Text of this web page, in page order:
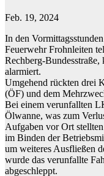
Feb. 19, 2024
In den
Feuerwehr Frohnleiten
Rechberg-
alarmiert.
Umgehend rückten drei
(ÖF) und dem
Bei einem verunfallten
Ölwanne, was zum
Aufgaben vor Ort
im Binden der
um weiteres Ausfließen
wurde das verunfallte
abgeschleppt.